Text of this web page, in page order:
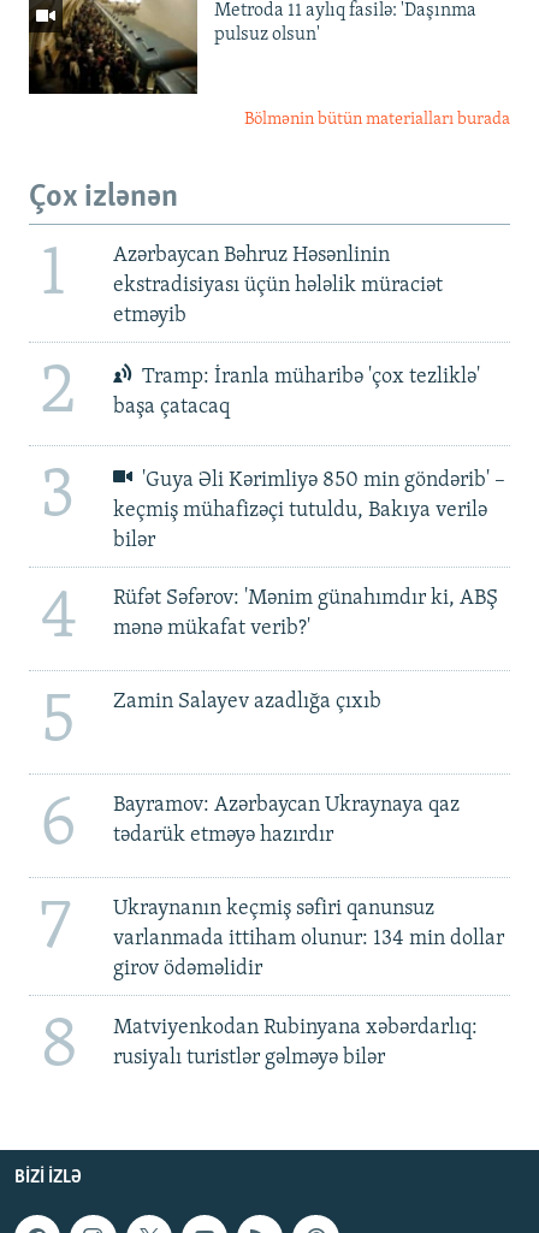
Metroda 11 aylıq fasilə: 'Daşınma
pulsuz olsun'
Bölmənin bütün materialları burada
Çox izlənən
1
Azərbaycan Bəhruz Həsənlinin
ekstradisiyası üçün hələlik müraciət
etməyib
2
Tramp: İranla müharibə 'çox tezliklə'
başa çatacaq
3
'Guya Əli Kərimliyə 850 min göndərib' –
keçmiş mühafizəçi tutuldu, Bakıya verilə
bilər
4
Rüfət Səfərov: 'Mənim günahımdır ki, ABŞ
mənə mükafat verib?'
5 Zamin Salayev azadlığa çıxıb
6
Bayramov: Azərbaycan Ukraynaya qaz
tədarük etməyə hazırdır
7
Ukraynanın keçmiş səfiri qanunsuz
varlanmada ittiham olunur: 134 min dollar
girov ödəməlidir
8
Matviyenkodan Rubinyana xəbərdarlıq:
rusiyalı turistlər gəlməyə bilər
BIZI IZLƏ